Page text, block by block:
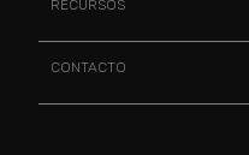
RECURSOS
CONTACTO